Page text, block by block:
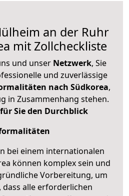
an der Ruhr
mit Zollcheckliste
und unser Netzwerk, Sie
und zuverlässige
nach Südkorea,
in Zusammenhang stehen.
Sie den Durchblick
bei einem internationalen
können komplex sein und
Vorbereitung, um
dass alle erforderlichen